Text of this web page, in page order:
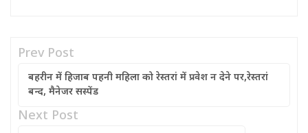
Prev Post
बहरीन में हिजाब पहनी महिला को रेस्तरां में प्रवेश न देने पर,रेस्तरां
बन्द, मैनेजर सस्पेंड
Next Post